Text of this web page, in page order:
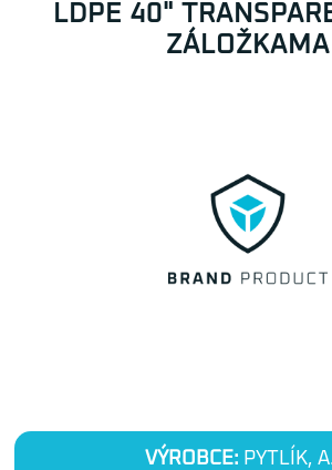
LDPE 40"
ZÁLOŽKAMA
VÝROBCE: PYTLÍK,